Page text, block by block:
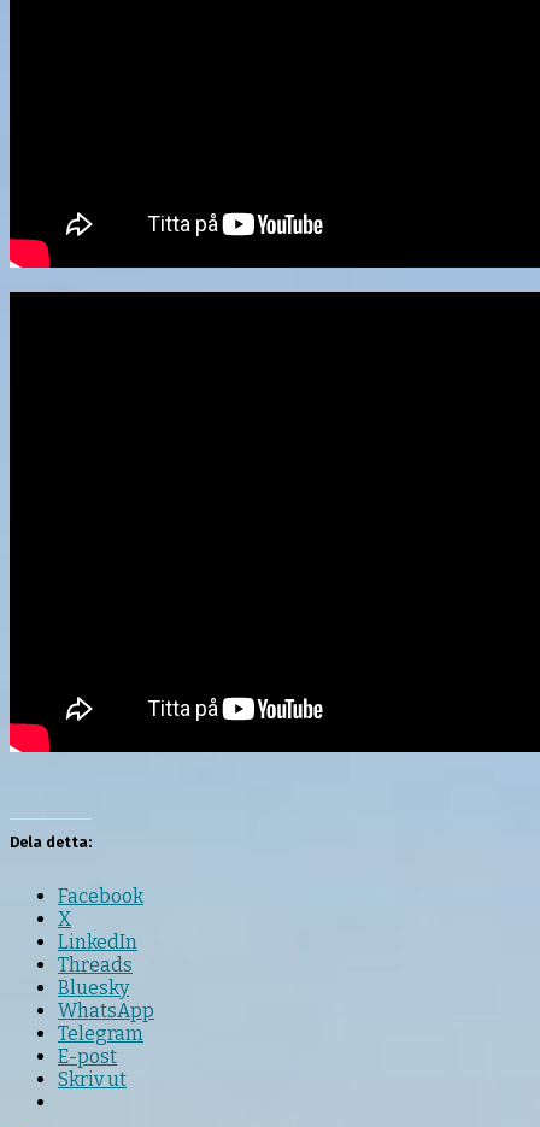
Dela detta:
Facebook
X
LinkedIn
Threads
Bluesky
WhatsApp
Telegram
E-post
Skriv ut